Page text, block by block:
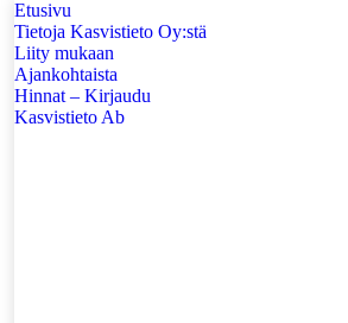
Etusivu
Tietoja Kasvistieto Oy:stä
Liity mukaan
Ajankohtaista
Hinnat – Kirjaudu
Kasvistieto Ab